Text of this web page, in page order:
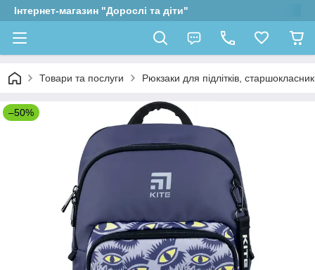
Інтернет-магазин "Дорослі та діти"
Товари та послуги Рюкзаки для підлітків,
–50%